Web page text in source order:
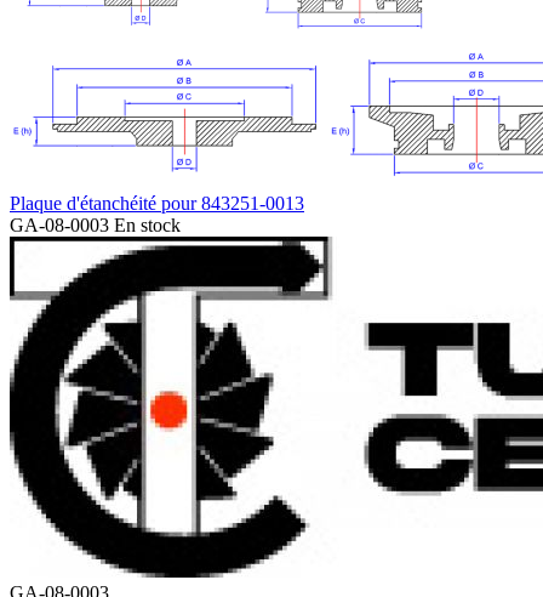
Plaque d'étanchéité pour 843251-0013
GA-08-0003 En stock